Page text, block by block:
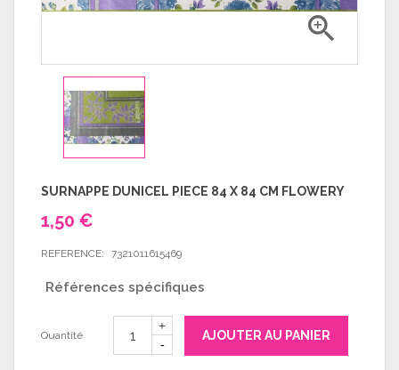

SURNAPPE DUNICEL PIECE 84 X 84 CM FLOWERY
1,50 €
REFERENCE: 7321011615469
Références spécifiques
Quantité AJOUTER AU PANIER